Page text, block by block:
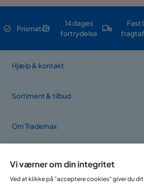
Prismatch
14 dages
fortrydelse
Fast
Hjælp & kontakt
Sortiment & tilbud
Om Trademax
Vi findes i flere
Vi værner om din integritet
Ved at klikke på "acceptere cookies" giver du